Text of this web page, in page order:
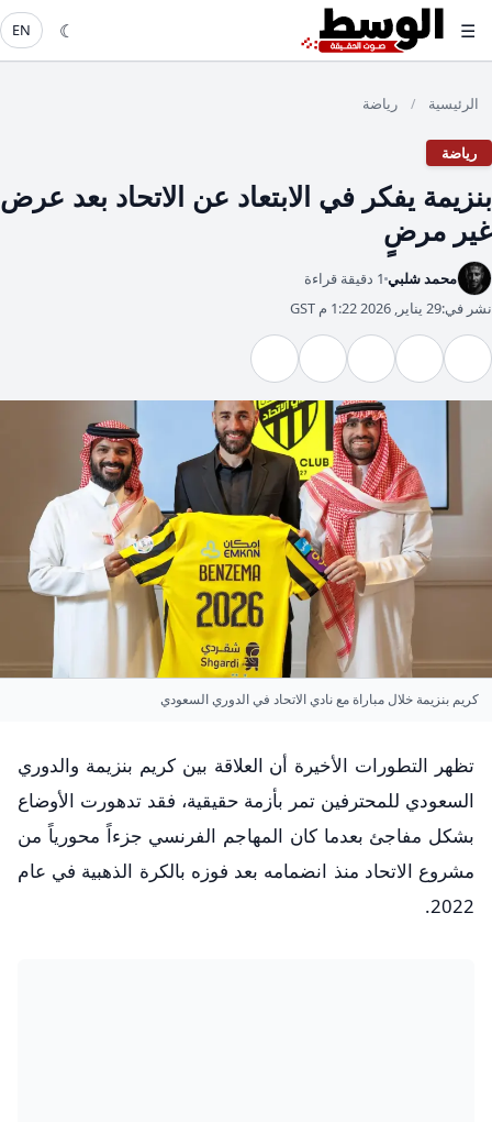
☰
☾
EN
الرئيسية / رياضة
رياضة
بنزيمة يفكر في الابتعاد عن الاتحاد بعد عرض
غير مرضٍ
محمد شلبي 1 دقيقة قراءة
نشر في:29 يناير, 2026 1:22 م GST
كريم بنزيمة خلال مباراة مع نادي الاتحاد في الدوري السعودي
تظهر التطورات الأخيرة أن العلاقة بين كريم بنزيمة والدوري
السعودي للمحترفين تمر بأزمة حقيقية، فقد تدهورت الأوضاع
بشكل مفاجئ بعدما كان المهاجم الفرنسي جزءاً محورياً من
مشروع الاتحاد منذ انضمامه بعد فوزه بالكرة الذهبية في عام
2022.